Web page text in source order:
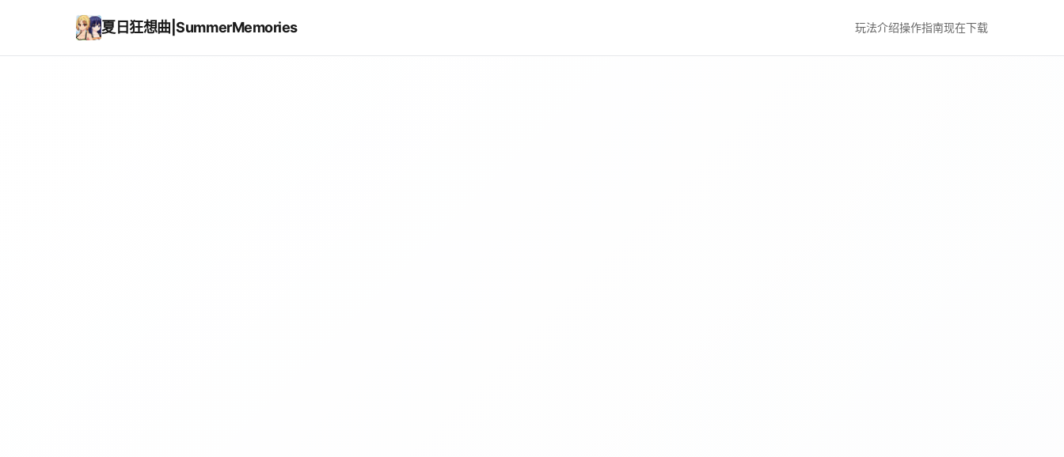
夏日狂想曲|SummerMemories 玩法介绍操作指南现在下载